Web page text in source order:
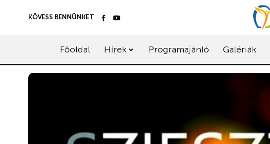
KÖVESS BENNÜNKET
Főoldal Hírek Programajánló Galériák